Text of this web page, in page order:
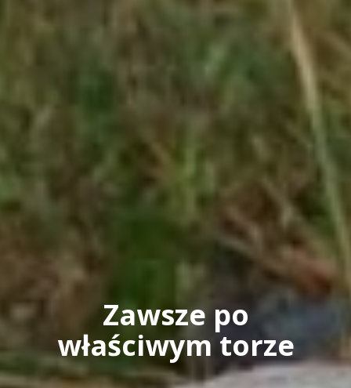
Zawsze po
właściwym torze